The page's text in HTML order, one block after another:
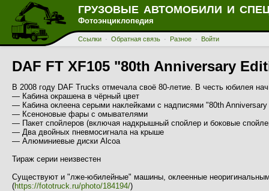
ГРУЗОВЫЕ АВТОМОБИЛИ И
Фотоэнциклопедия
Ссылки · Обратная связь · Разное · Войти
DAF FT XF105 "80th Anniversary
В 2008 году DAF Trucks отмечала своё 80-летие. В честь юбилея
— Кабина окрашена в чёрный цвет
— Кабина оклеена серыми наклейками с надписями "80th Anniversary
— Ксеноновые фары с омывателями
— Пакет спойлеров (включая надкрышный спойлер и боковые
— Два двойных пневмосигнала на крыше
— Алюминиевые диски Alcoa
Тираж серии неизвестен
Существуют и "лже-юбилейные" машины, оклеенные
(https://fototruck.ru/photo/184194/)